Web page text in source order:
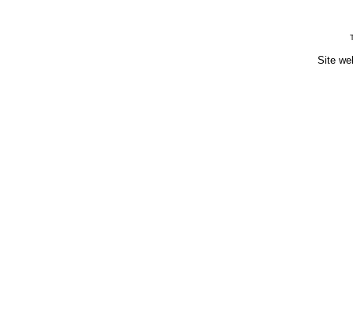
Site